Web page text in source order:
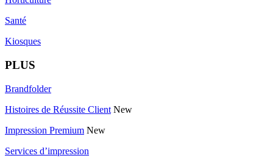
Santé
Kiosques
PLUS
Brandfolder
Histoires de Réussite Client New
Impression Premium New
Services d’impression